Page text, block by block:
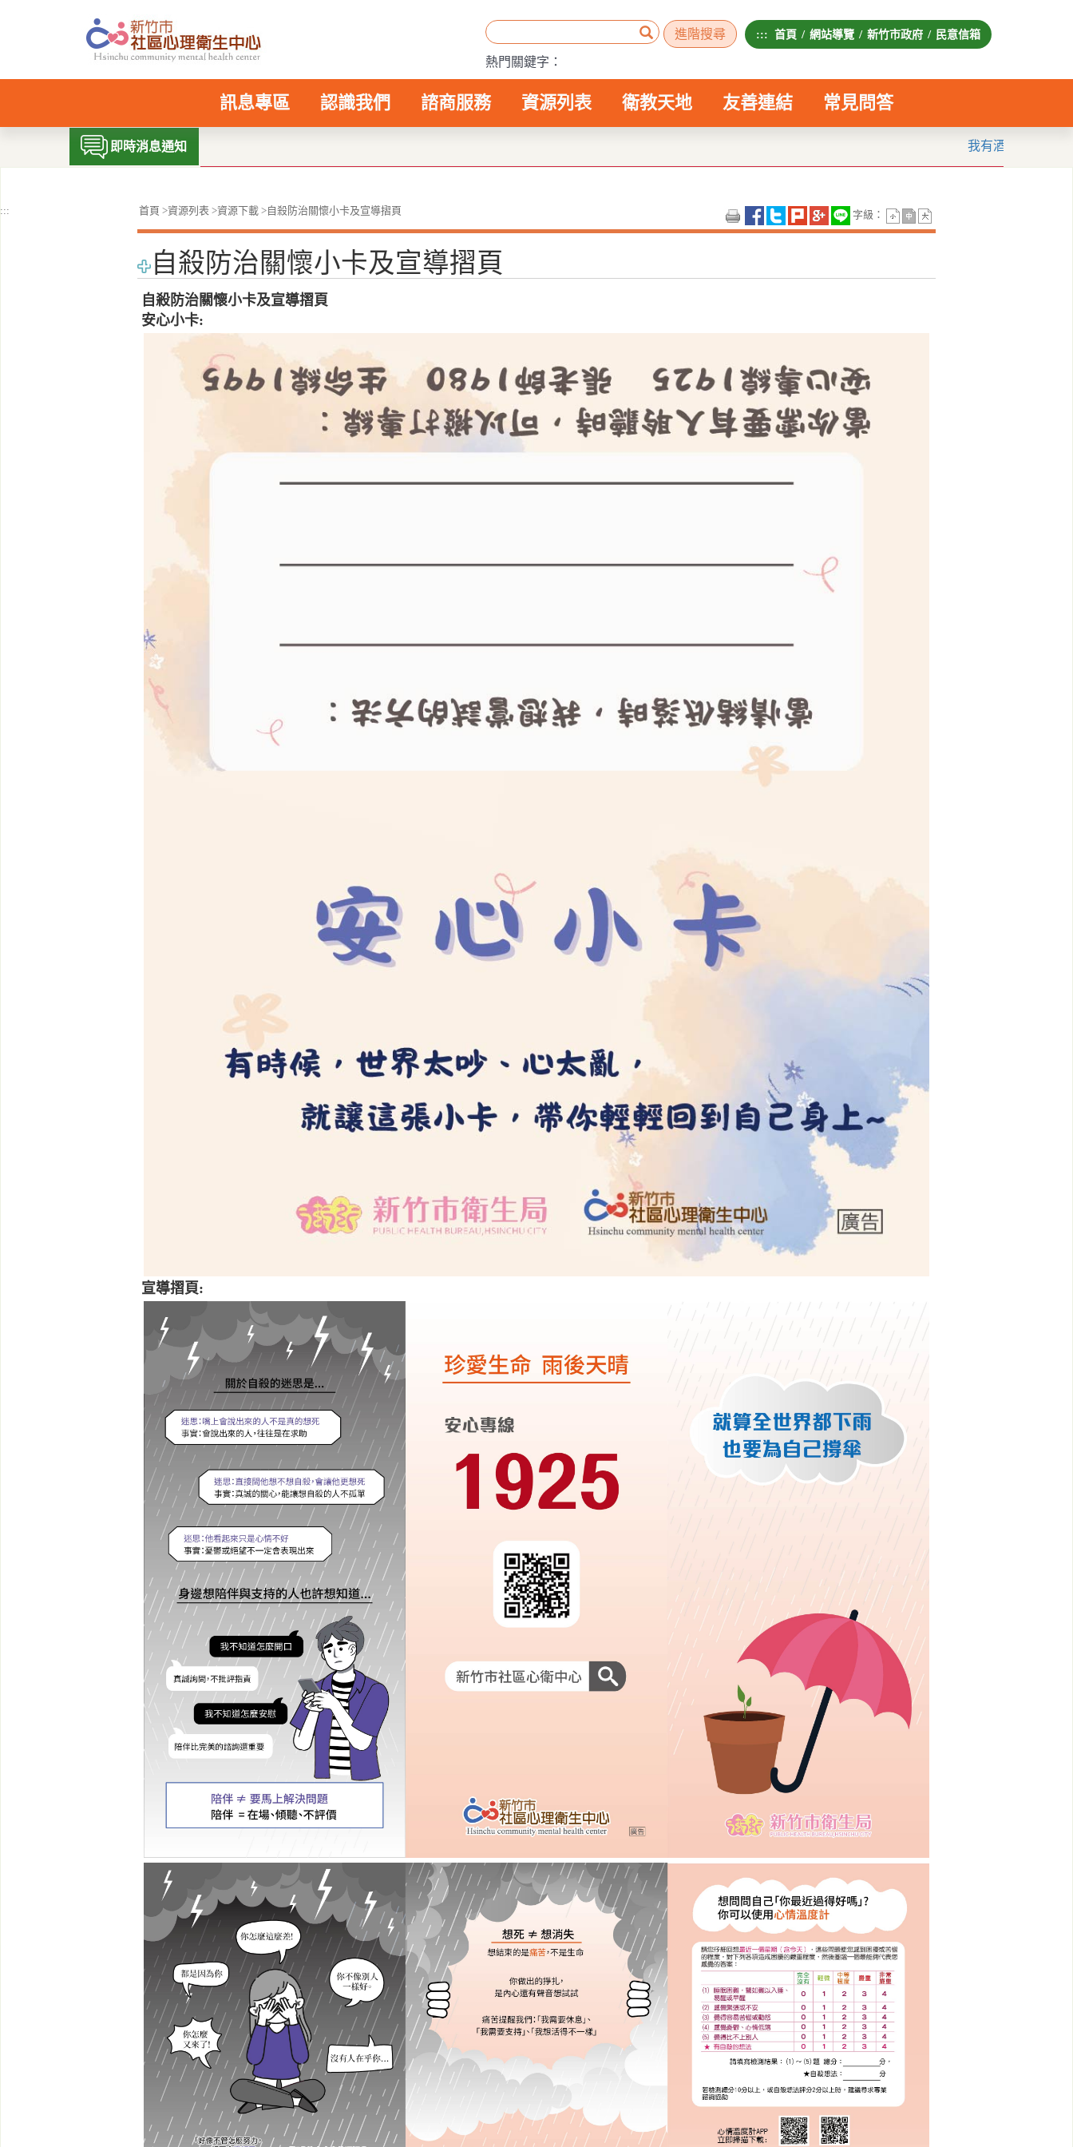
內
塊
熱門關鍵字：
::: 首頁 / 網站導覽 / 新竹市政府 / 民意信箱
訊息專區 認識我們 諮商服務 資源列表 衛教天地 友善連結 常見問答
即時消息通知 我有酒癮怎麼辦？ 酒
::: 首頁 >資源列表 >資源下載 >自殺防治關懷小卡及宣導摺頁 字級：
自殺防治關懷小卡及宣導摺頁
自殺防治關懷小卡及宣導摺頁
安心小卡:
宣導摺頁: